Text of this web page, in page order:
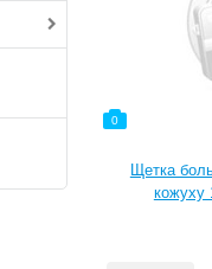
0
Щетка
кожуху